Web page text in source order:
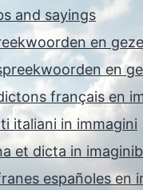
and sayings
en
en
français en
italiani in immagini
et dicta in
españoles en